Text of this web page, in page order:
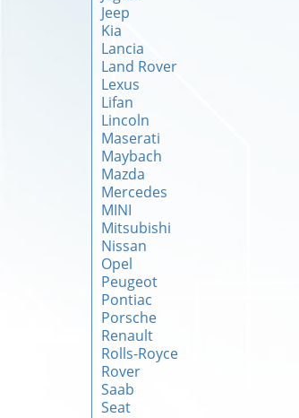
Jeep
Kia
Lancia
Land Rover
Lexus
Lifan
Lincoln
Maserati
Maybach
Mazda
Mercedes
MINI
Mitsubishi
Nissan
Opel
Peugeot
Pontiac
Porsche
Renault
Rolls-Royce
Rover
Saab
Seat